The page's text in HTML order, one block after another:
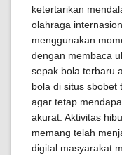
ketertarikan
olahraga
menggunakan
dengan membaca
sepak bola terbaru
bola di situs sbobet
agar tetap
akurat. Aktivitas
memang telah
digital masyarakat